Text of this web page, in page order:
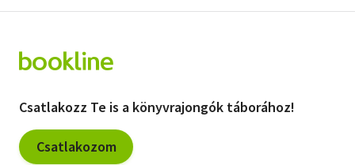
Csatlakozz Te is a könyvrajongók táborához!
Csatlakozom